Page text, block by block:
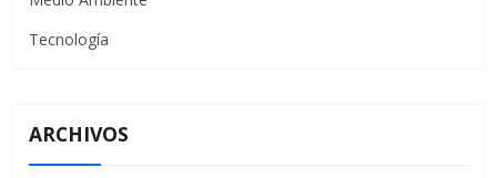
Tecnología
ARCHIVOS